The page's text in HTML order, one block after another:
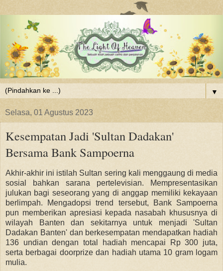
▼
Selasa, 01 Agustus 2023
Kesempatan Jadi 'Sultan Dadakan'
Bersama Bank Sampoerna
Akhir-akhir ini istilah Sultan sering kali menggaung di media
sosial bahkan sarana pertelevisian. Mempresentasikan
julukan bagi seseorang yang di anggap memiliki kekayaan
berlimpah. Mengadopsi trend tersebut, Bank Sampoerna
pun memberikan apresiasi kepada nasabah khususnya di
wilayah Banten dan sekitarnya untuk menjadi 'Sultan
Dadakan Banten' dan berkesempatan mendapatkan hadiah
136 undian dengan total hadiah mencapai Rp 300 juta,
serta berbagai doorprize dan hadiah utama 10 gram logam
mulia.